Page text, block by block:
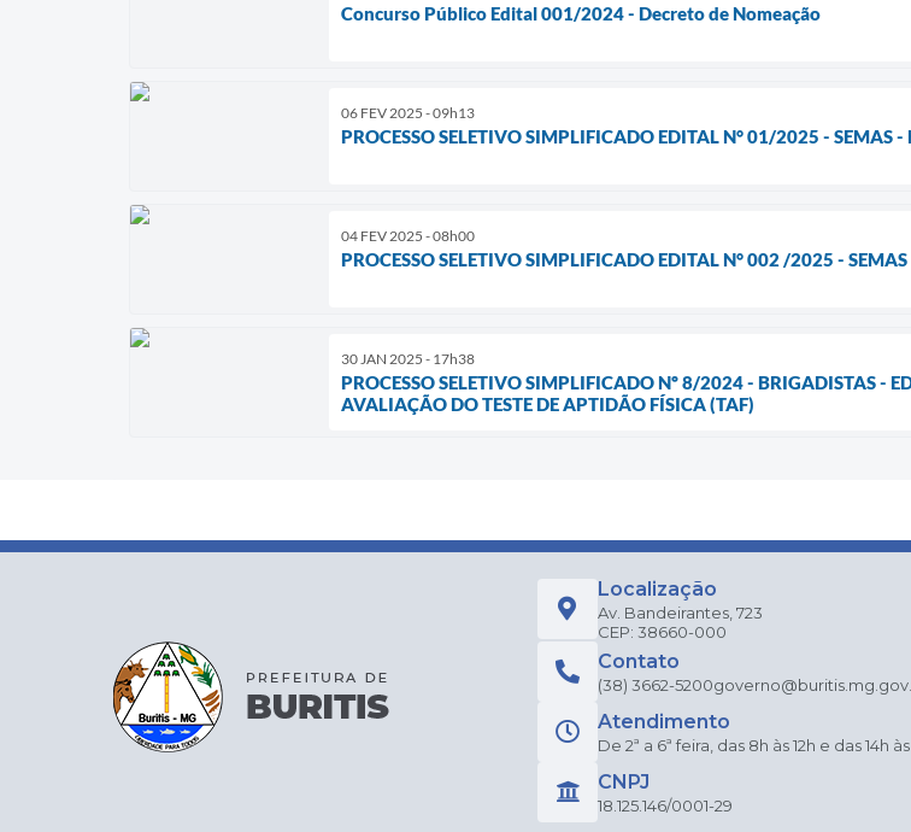
Concurso Público Edital 001/2024 - Decreto de Nomeação
06 FEV 2025 - 09h13
PROCESSO SELETIVO SIMPLIFICADO EDITAL N° 01/2025 - SEMAS
04 FEV 2025 - 08h00
PROCESSO SELETIVO SIMPLIFICADO EDITAL N° 002 /2025 - SEMAS
30 JAN 2025 - 17h38
PROCESSO SELETIVO SIMPLIFICADO Nº 8/2024 - BRIGADISTAS -
AVALIAÇÃO DO TESTE DE APTIDÃO FÍSICA (TAF)
Localização
Av. Bandeirantes, 723
CEP: 38660-000
Contato
(38) 3662-5200
Atendimento
De 2ª a 6ª feira, das 8h às 12h e das 14h às
CNPJ
18.125.146/0001-29